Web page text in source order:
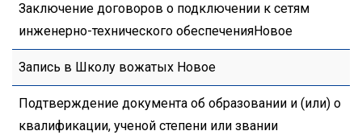
Заключение договоров о подключении к сетям
инженерно-технического обеспеченияНовое
Запись в Школу вожатых Новое
Подтверждение документа об образовании и (или) о
квалификации, ученой степени или звании